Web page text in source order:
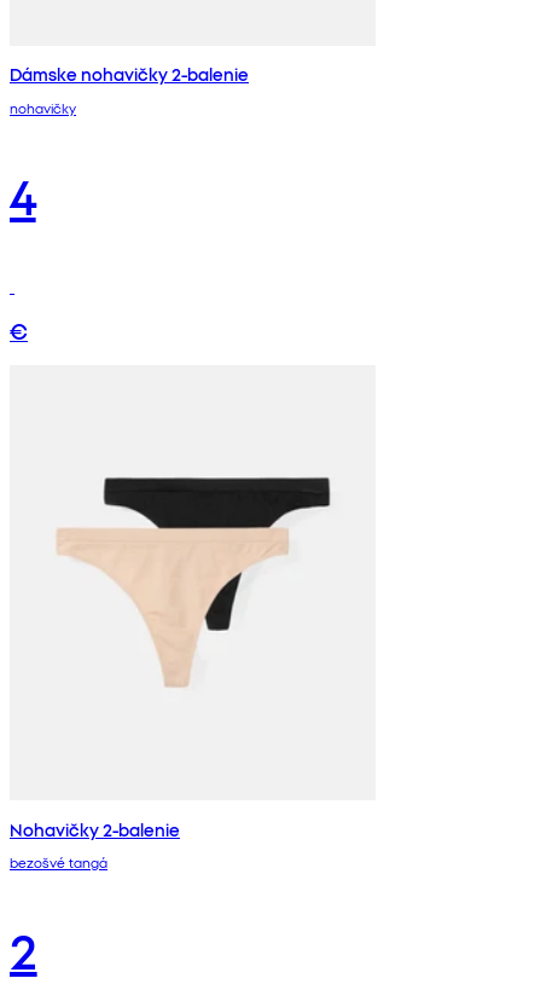
Dámske nohavičky 2-balenie
nohavičky
4
€
Nohavičky 2-balenie
bezošvé tangá
2